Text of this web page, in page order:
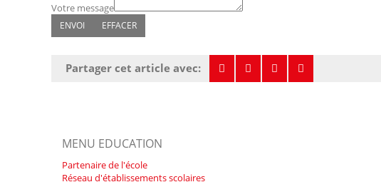
Votre message
Partager cet article avec:
MENU EDUCATION
Partenaire de l'école
Réseau d'établissements scolaires